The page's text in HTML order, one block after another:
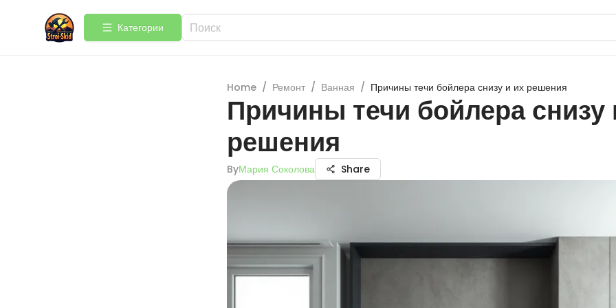
Категории
Home / Ремонт / Ванная / Причины течи бойлера снизу и их решения
Причины течи бойлера снизу
решения
ByМария Соколова Share